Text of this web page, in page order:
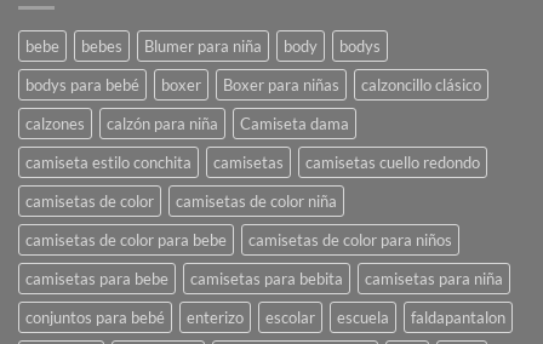
bebe bebes Blumer para niña body
bodys
bodys para bebé
boxer Boxer para niñas
calzoncillo clásico
calzones
calzón para niña
Camiseta dama
camiseta estilo conchita
camisetas
camisetas cuello redondo
camisetas de color
camisetas de color niña
camisetas de color para bebe
camisetas de color para niños
camisetas para bebe
camisetas para bebita
camisetas para niña
conjuntos para bebé
enterizo escolar escuela
faldapantalon